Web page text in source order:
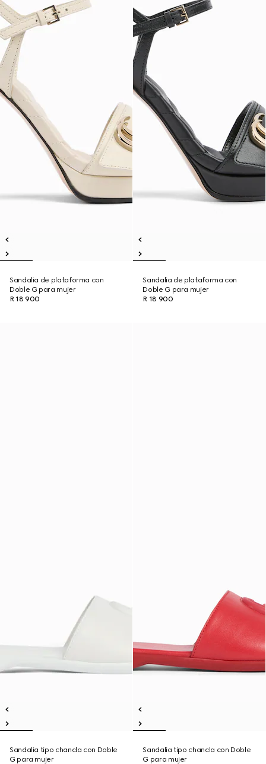
Sandalia de plataforma con
Doble G para mujer
R 18 900
Sandalia de plataforma con
Doble G para mujer
R 18 900
Sandalia tipo chancla con Doble
G para mujer
Sandalia tipo chancla con Doble
G para mujer